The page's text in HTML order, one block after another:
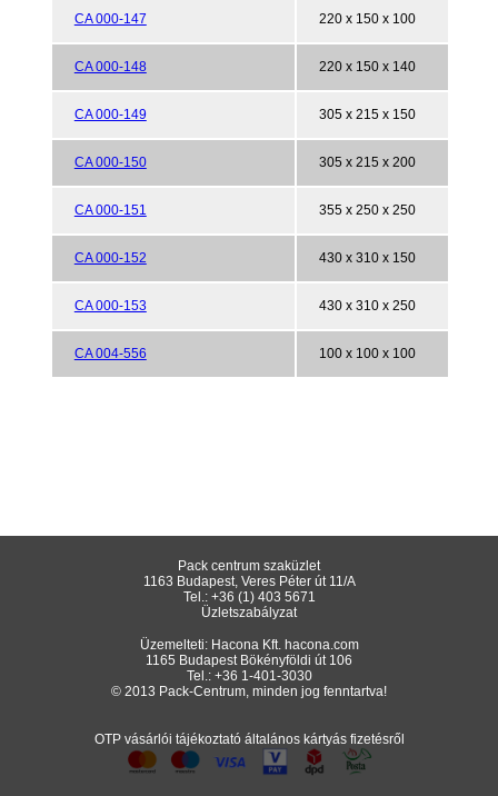
CA 000-147 220 x 150 x 100
CA 000-148 220 x 150 x 140
CA 000-149 305 x 215 x 150
CA 000-150 305 x 215 x 200
CA 000-151 355 x 250 x 250
CA 000-152 430 x 310 x 150
CA 000-153 430 x 310 x 250
CA 004-556 100 x 100 x 100
Pack centrum szaküzlet
1163 Budapest, Veres Péter út 11/A
Tel.: +36 (1) 403 5671
Üzletszabályzat
Üzemelteti: Hacona Kft. hacona.com
1165 Budapest Bökényföldi út 106
Tel.: +36 1-401-3030
© 2013 Pack-Centrum, minden jog fenntartva!
OTP vásárlói tájékoztató általános kártyás fizetésről